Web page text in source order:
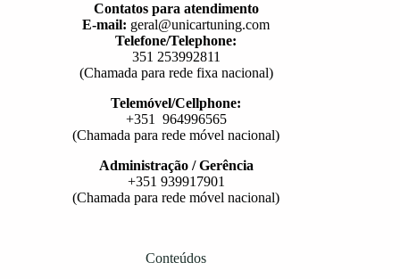
Contatos para atendimento
E-mail: geral@unicartuning.com
Telefone/Telephone:
351 253992811
(Chamada para rede fixa nacional)
Telemóvel/Cellphone:
+351 964996565
(Chamada para rede móvel nacional)
Administração / Gerência
+351 939917901
(Chamada para rede móvel nacional)
Conteúdos